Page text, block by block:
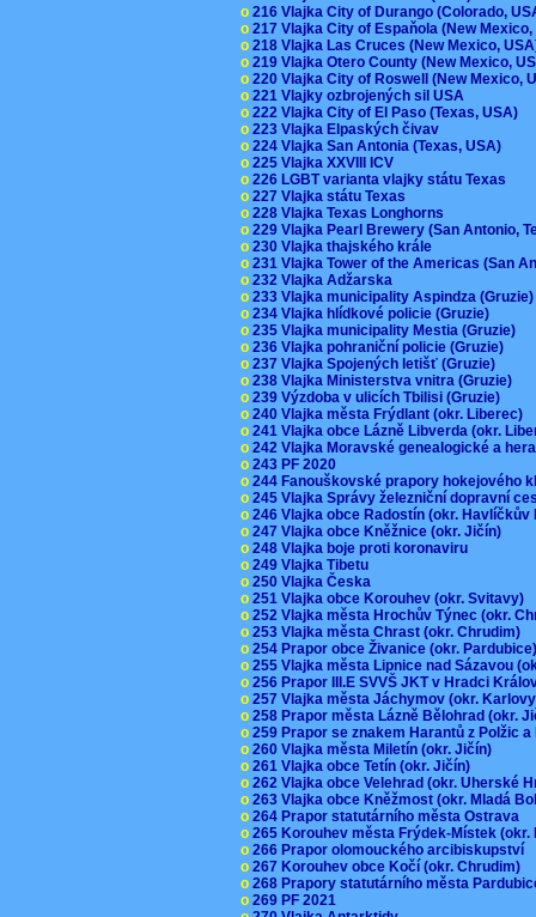
o 216 Vlajka City of Durango (Colorado,
o 217 Vlajka City of Espaňola (New
o 218 Vlajka Las Cruces (New Mexico,
o 219 Vlajka Otero County (New Mexico,
o 220 Vlajka City of Roswell (New Mexico,
o 221 Vlajky ozbrojených sil USA
o 222 Vlajka City of El Paso (Texas, USA)
o 223 Vlajka Elpaských čivav
o 224 Vlajka San Antonia (Texas, USA)
o 225 Vlajka XXVIII ICV
o 226 LGBT varianta vlajky státu Texas
o 227 Vlajka státu Texas
o 228 Vlajka Texas Longhorns
o 229 Vlajka Pearl Brewery (San Antonio,
o 230 Vlajka thajského krále
o 231 Vlajka Tower of the Americas (San
o 232 Vlajka Adžarska
o 233 Vlajka municipality Aspindza
o 234 Vlajka hlídkové policie (Gruzie)
o 235 Vlajka municipality Mestia (Gruzie)
o 236 Vlajka pohraniční policie (Gruzie)
o 237 Vlajka Spojených letišť (Gruzie)
o 238 Vlajka Ministerstva vnitra (Gruzie)
o 239 Výzdoba v ulicích Tbilisi (Gruzie)
o 240 Vlajka města Frýdlant (okr. Liberec)
o 241 Vlajka obce Lázně Libverda (okr.
o 242 Vlajka Moravské genealogické a
o 243 PF 2020
o 244 Fanouškovské prapory hokejového
o 245 Vlajka Správy železniční dopravní
o 246 Vlajka obce Radostín (okr.
o 247 Vlajka obce Kněžnice (okr. Jičín)
o 248 Vlajka boje proti koronaviru
o 249 Vlajka Tibetu
o 250 Vlajka Česka
o 251 Vlajka obce Korouhev (okr. Svitavy)
o 252 Vlajka města Hrochův Týnec (okr.
o 253 Vlajka města Chrast (okr. Chrudim)
o 254 Prapor obce Živanice (okr.
o 255 Vlajka města Lipnice nad Sázavou
o 256 Prapor III.E SVVŠ JKT v Hradci
o 257 Vlajka města Jáchymov (okr.
o 258 Prapor města Lázně Bělohrad (okr.
o 259 Prapor se znakem Harantů z Polžic
o 260 Vlajka města Miletín (okr. Jičín)
o 261 Vlajka obce Tetín (okr. Jičín)
o 262 Vlajka obce Velehrad (okr. Uherské
o 263 Vlajka obce Kněžmost (okr. Mladá
o 264 Prapor statutárního města Ostrava
o 265 Korouhev města Frýdek-Místek
o 266 Prapor olomouckého arcibiskupství
o 267 Korouhev obce Kočí (okr. Chrudim)
o 268 Prapory statutárního města
o 269 PF 2021